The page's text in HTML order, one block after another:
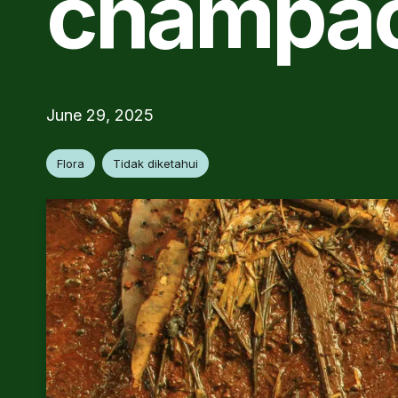
June 29, 2025
Flora Tidak diketahui